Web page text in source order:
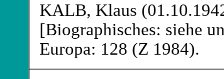
KALB, Klaus
[Biographisches: siehe
Europa: 128 (Z 1984).